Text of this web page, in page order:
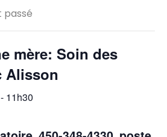
passé
mère: Soin des
Alisson
- 11h30